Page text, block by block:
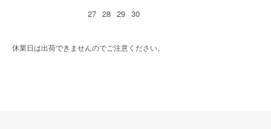
27 28 29 30
休業日は出荷できませんのでご注意ください。